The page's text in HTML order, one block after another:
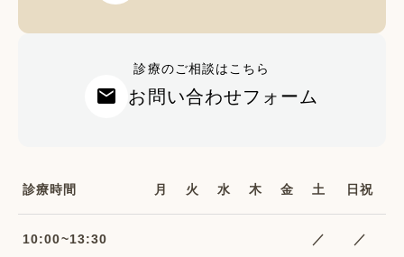
診療のご相談はこちら
mail お問い合わせフォーム
診療時間 月 火 水 木 金 土 日祝
10:00~13:30 ／ ／